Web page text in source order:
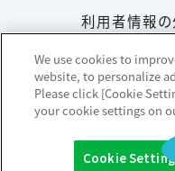
利用者情報
ソーシャルメディア
Copyright© 1996-2026
We use cookies to
website, to personalize
Please click [Cookie
your cookie settings on
Cookie Settings